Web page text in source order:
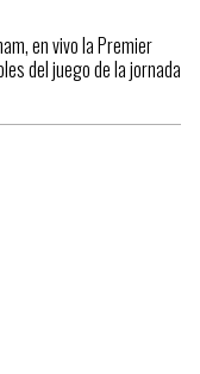
en vivo la Premier
del juego de la jornada